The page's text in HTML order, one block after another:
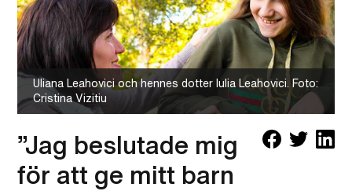
OM IM
CAREER SITE
VAD VI GÖR
VAD DU KAN GÖRA
AKTUELLT
IM:s tidskrift
Nyheter
Uliana Leahovici och hennes dotter Iulia Leahovici. Foto:
Cristina Vizitiu
”Jag beslutade mig
för att ge mitt barn